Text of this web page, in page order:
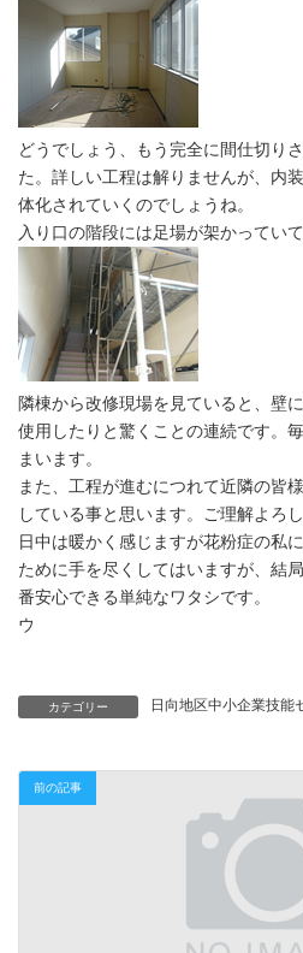
どうでしょう、もう完全に間仕切り
た。詳しい工程は解りませんが、内
体化されていくのでしょうね。
入り口の階段には足場が架かってい
隣棟から改修現場を見ていると、壁
使用したりと驚くことの連続です。
まいます。
また、工程が進むにつれて近隣の皆
している事と思います。ご理解よろ
日中は暖かく感じますが花粉症の私
ために手を尽くしてはいますが、結
番安心できる単純なワタシで
ウ
カテゴリー 日向地区中小企業技能
前の記事